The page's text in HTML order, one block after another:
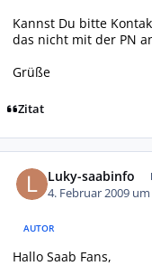
Kannst Du bitte
das nicht mit der PN
Grüße
Zitat
Luky-saabinfo
4. Februar 2009 um
AUTOR
Hallo Saab Fans,